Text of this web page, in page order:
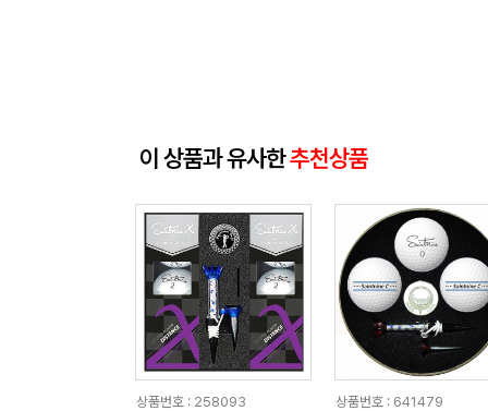
이 상품과 유사한추천상품
상품번호 : 258093
상품번호 : 641479